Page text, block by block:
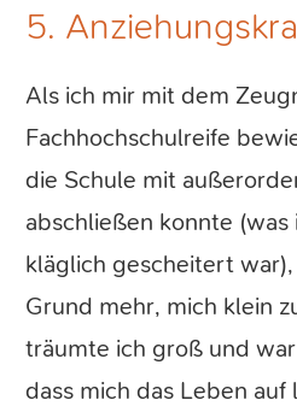
5.
Als ich mir mit dem
Fachhochschulreife
die Schule mit
abschließen konnte
kläglich gescheitert
Grund mehr, mich klein
träumte ich groß und
dass mich das Leben auf